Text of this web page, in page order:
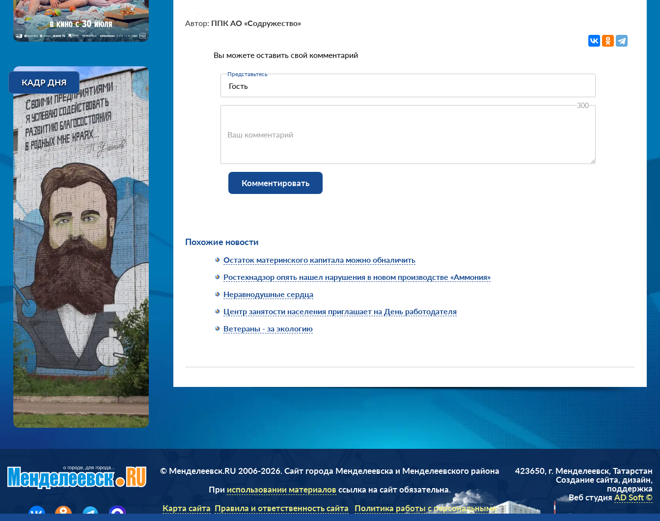
КАДР ДНЯ
Автор: ППК АО «Содружество»
Вы можете оставить свой комментарий
Представьтесь
Ваш комментарий
300
Комментировать
Похожие новости
Остаток материнского капитала можно обналичить
Ростехнадзор опять нашел нарушения в новом производстве «Аммония»
Неравнодушные сердца
Центр занятости населения приглашает на День работодателя
Ветераны - за экологию
© Менделеевск.RU 2006-2026. Сайт города Менделеевска и Менделеевского района
При использовании материалов ссылка на сайт обязательна.
Карта сайта Правила и ответственность сайта
Политика работы с персональными
данными
423650, г. Менделеевск, Татарстан
Cоздание сайта, дизайн,
поддержка
Веб студия AD Soft ©